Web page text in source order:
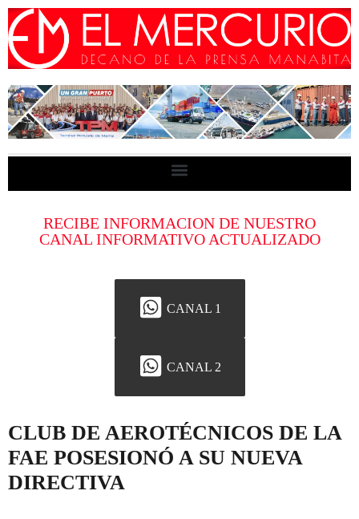
RECIBE INFORMACION DE NUESTRO
CANAL INFORMATIVO ACTUALIZADO
CANAL 1
CANAL 2
CLUB DE AEROTÉCNICOS DE LA
FAE POSESIONÓ A SU NUEVA
DIRECTIVA